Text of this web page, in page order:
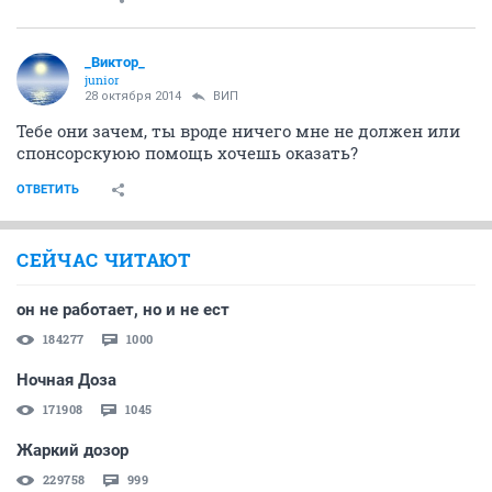
_Виктор_
juniоr
28 октября 2014 ВИП
Тебе они зачем, ты вроде ничего мне не должен или
спонсорскуюю помощь хочешь оказать?
ОТВЕТИТЬ
СЕЙЧАС ЧИТАЮТ
он не работает, но и не ест
184277 1000
Ночная Доза
171908 1045
Жаркий дозор
229758 999